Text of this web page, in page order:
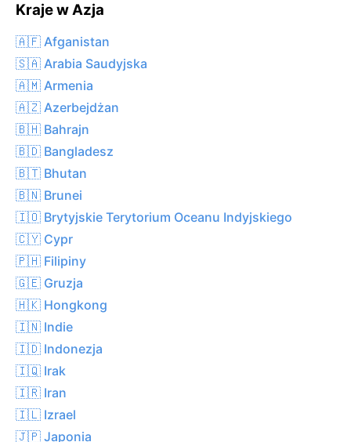
Kraje w Azja
🇦🇫 Afganistan
🇸🇦 Arabia Saudyjska
🇦🇲 Armenia
🇦🇿 Azerbejdżan
🇧🇭 Bahrajn
🇧🇩 Bangladesz
🇧🇹 Bhutan
🇧🇳 Brunei
🇮🇴 Brytyjskie Terytorium Oceanu Indyjskiego
🇨🇾 Cypr
🇵🇭 Filipiny
🇬🇪 Gruzja
🇭🇰 Hongkong
🇮🇳 Indie
🇮🇩 Indonezja
🇮🇶 Irak
🇮🇷 Iran
🇮🇱 Izrael
🇯🇵 Japonia